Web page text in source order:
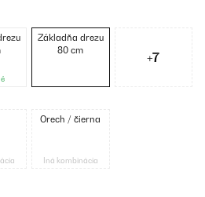
Základňa drezu
80 cm
+7
Orech / čierna
Iná kombinácia